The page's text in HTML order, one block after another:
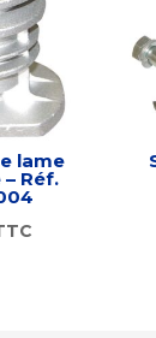
lame
Réf.